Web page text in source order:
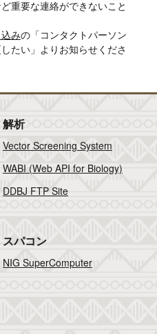
重要な連絡ができないこと
みの「コンタクトパーソン
たい」よりお知らせくださ
解析
Vector Screening System
WABI (Web API for Biology)
DDBJ FTP Site
スパコン
NIG SuperComputer